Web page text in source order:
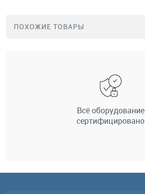
ПОХОЖИЕ ТОВАРЫ
Всё оборудование
сертифицировано